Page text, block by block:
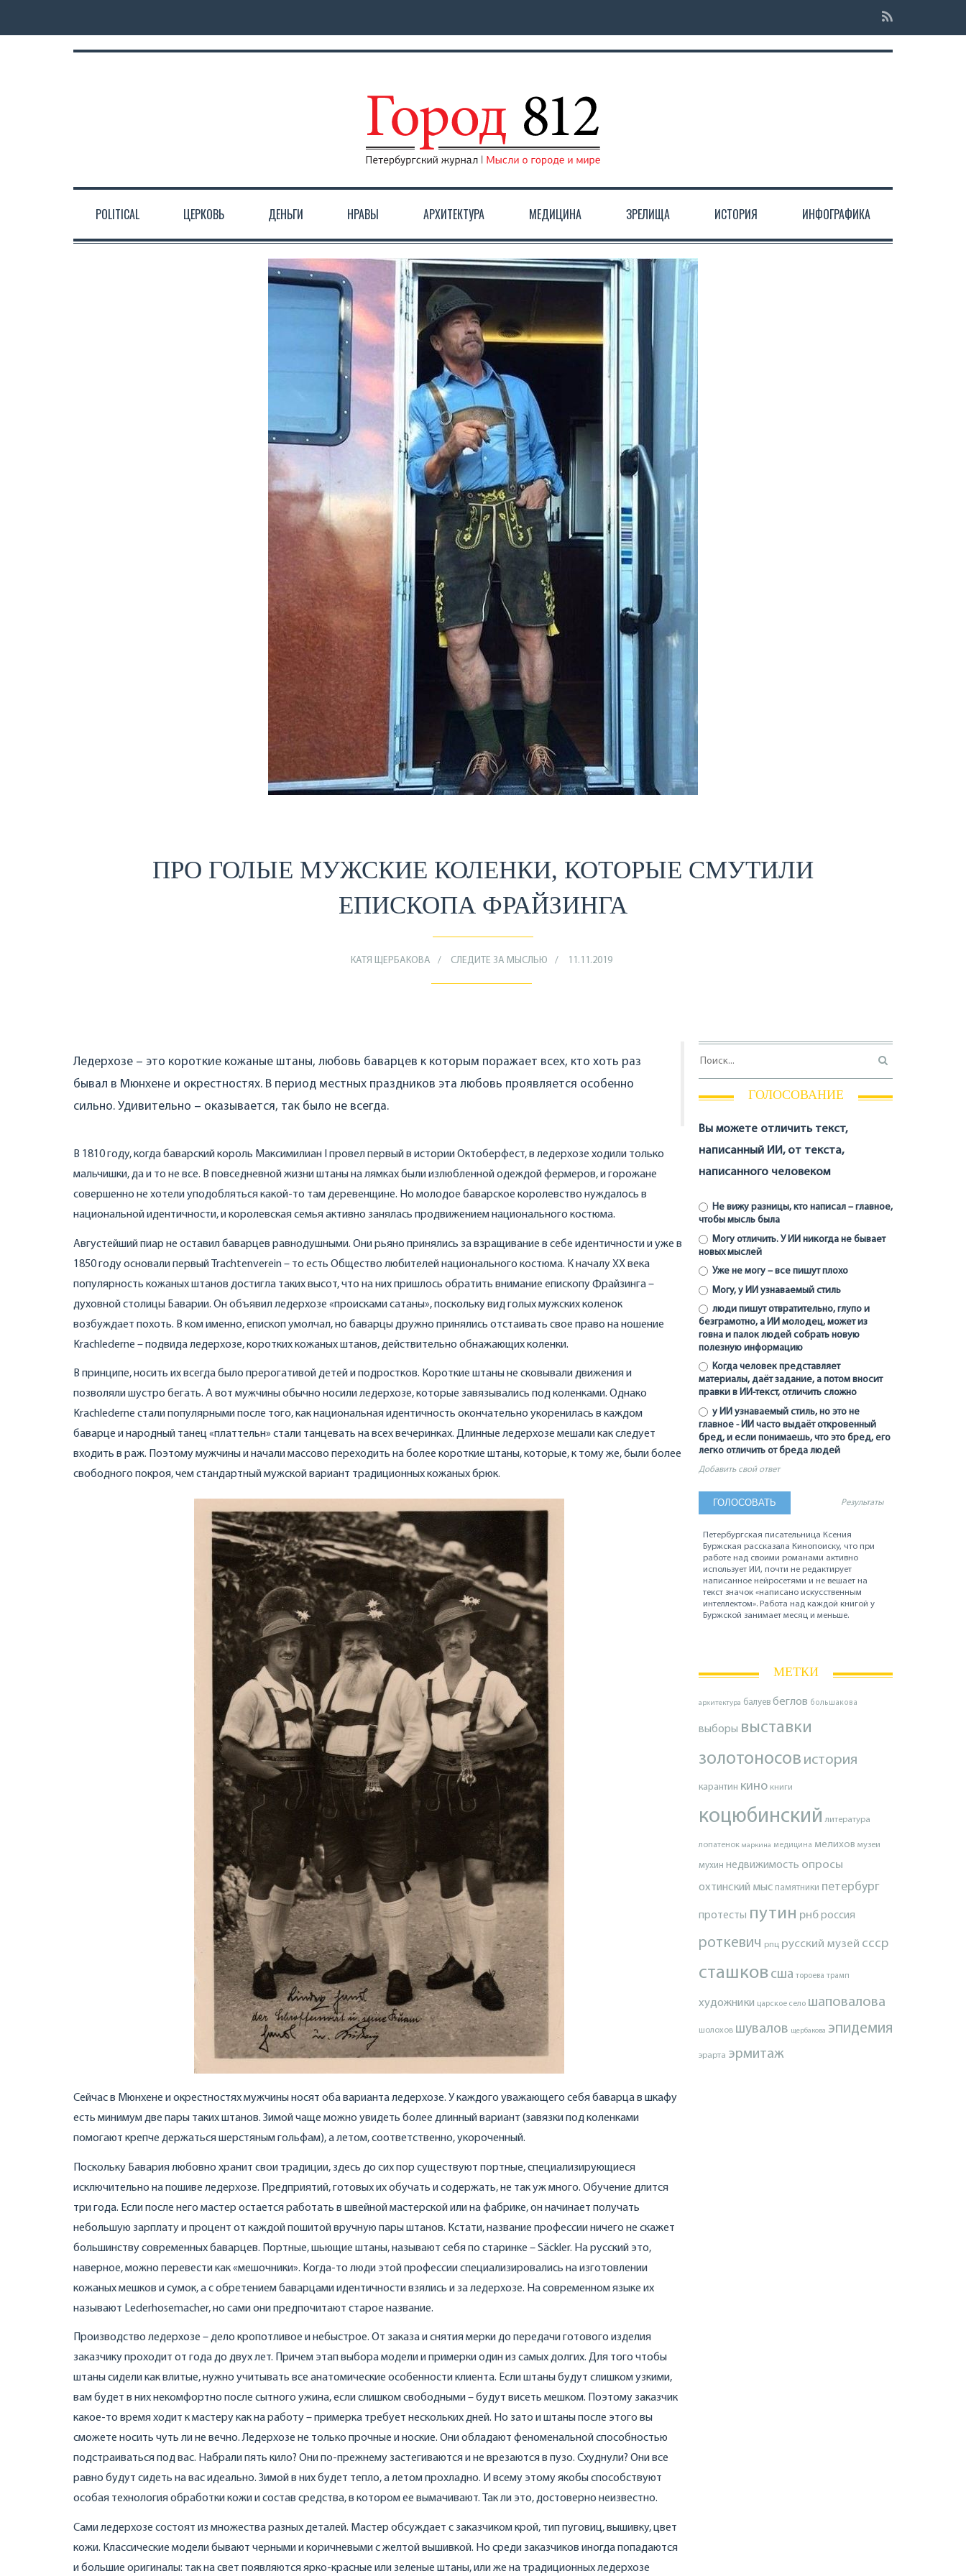
POLITICAL ЦЕРКОВЬ ДЕНЬГИ НРАВЫ АРХИТЕКТУРА МЕДИЦИНА ЗРЕЛИЩА ИСТОРИЯ ИНФОГРАФИКА
ПРО ГОЛЫЕ МУЖСКИЕ КОЛЕНКИ, КОТОРЫЕ СМУТИЛИ
ЕПИСКОПА ФРАЙЗИНГА
КАТЯ ЩЕРБАКОВА СЛЕДИТЕ ЗА МЫСЛЬЮ 11.11.2019
Ледерхозе – это короткие кожаные штаны, любовь баварцев к которым поражает всех, кто хоть раз
бывал в Мюнхене и окрестностях. В период местных праздников эта любовь проявляется особенно
сильно. Удивительно – оказывается, так было не всегда.
В 1810 году, когда баварский король Максимилиан I провел первый в истории Октоберфест, в ледерхозе ходили только
мальчишки, да и то не все. В повседневной жизни штаны на лямках были излюбленной одеждой фермеров, и горожане
совершенно не хотели уподобляться какой-то там деревенщине. Но молодое баварское королевство нуждалось в
национальной идентичности, и королевская семья активно занялась продвижением национального костюма.
Августейший пиар не оставил баварцев равнодушными. Они рьяно принялись за взращивание в себе идентичности и уже в
1850 году основали первый Trachtenverein – то есть Общество любителей национального костюма. К началу ХХ века
популярность кожаных штанов достигла таких высот, что на них пришлось обратить внимание епископу Фрайзинга –
духовной столицы Баварии. Он объявил ледерхозе «происками сатаны», поскольку вид голых мужских коленок
возбуждает похоть. В ком именно, епископ умолчал, но баварцы дружно принялись отстаивать свое право на ношение
Krachlederne – подвида ледерхозе, коротких кожаных штанов, действительно обнажающих коленки.
В принципе, носить их всегда было прерогативой детей и подростков. Короткие штаны не сковывали движения и
позволяли шустро бегать. А вот мужчины обычно носили ледерхозе, которые завязывались под коленками. Однако
Krachlederne стали популярными после того, как национальная идентичность окончательно укоренилась в каждом
баварце и народный танец «платтельн» стали танцевать на всех вечеринках. Длинные ледерхозе мешали как следует
входить в раж. Поэтому мужчины и начали массово переходить на более короткие штаны, которые, к тому же, были более
свободного покроя, чем стандартный мужской вариант традиционных кожаных брюк.
Сейчас в Мюнхене и окрестностях мужчины носят оба варианта ледерхозе. У каждого уважающего себя баварца в шкафу
есть минимум две пары таких штанов. Зимой чаще можно увидеть более длинный вариант (завязки под коленками
помогают крепче держаться шерстяным гольфам), а летом, соответственно, укороченный.
Поскольку Бавария любовно хранит свои традиции, здесь до сих пор существуют портные, специализирующиеся
исключительно на пошиве ледерхозе. Предприятий, готовых их обучать и содержать, не так уж много. Обучение длится
три года. Если после него мастер остается работать в швейной мастерской или на фабрике, он начинает получать
небольшую зарплату и процент от каждой пошитой вручную пары штанов. Кстати, название профессии ничего не скажет
большинству современных баварцев. Портные, шьющие штаны, называют себя по старинке – Säckler. На русский это,
наверное, можно перевести как «мешочники». Когда-то люди этой профессии специализировались на изготовлении
кожаных мешков и сумок, а с обретением баварцами идентичности взялись и за ледерхозе. На современном языке их
называют Lederhosemacher, но сами они предпочитают старое название.
Производство ледерхозе – дело кропотливое и небыстрое. От заказа и снятия мерки до передачи готового изделия
заказчику проходит от года до двух лет. Причем этап выбора модели и примерки один из самых долгих. Для того чтобы
штаны сидели как влитые, нужно учитывать все анатомические особенности клиента. Если штаны будут слишком узкими,
вам будет в них некомфортно после сытного ужина, если слишком свободными – будут висеть мешком. Поэтому заказчик
какое-то время ходит к мастеру как на работу – примерка требует нескольких дней. Но зато и штаны после этого вы
сможете носить чуть ли не вечно. Ледерхозе не только прочные и ноские. Они обладают феноменальной способностью
подстраиваться под вас. Набрали пять кило? Они по-прежнему застегиваются и не врезаются в пузо. Схуднули? Они все
равно будут сидеть на вас идеально. Зимой в них будет тепло, а летом прохладно. И всему этому якобы способствуют
особая технология обработки кожи и состав средства, в котором ее вымачивают. Так ли это, достоверно неизвестно.
Сами ледерхозе состоят из множества разных деталей. Мастер обсуждает с заказчиком крой, тип пуговиц, вышивку, цвет
кожи. Классические модели бывают черными и коричневыми с желтой вышивкой. Но среди заказчиков иногда попадаются
и большие оригиналы: так на свет появляются ярко-красные или зеленые штаны, или же на традиционных ледерхозе
ГОЛОСОВАНИЕ
Вы можете отличить текст,
написанный ИИ, от текста,
написанного человеком
Не вижу разницы, кто написал – главное,
чтобы мысль была
Могу отличить. У ИИ никогда не бывает
новых мыслей
Уже не могу – все пишут плохо
Могу, у ИИ узнаваемый стиль
люди пишут отвратительно, глупо и
безграмотно, а ИИ молодец, может из
говна и палок людей собрать новую
полезную информацию
Когда человек представляет
материалы, даёт задание, а потом вносит
правки в ИИ-текст, отличить сложно
у ИИ узнаваемый стиль, но это не
главное - ИИ часто выдаёт откровенный
бред, и если понимаешь, что это бред, его
легко отличить от бреда людей
Добавить свой ответ
Результаты
Петербургская писательница Ксения
Буржская рассказала Кинопоиску, что при
работе над своими романами активно
использует ИИ, почти не редактирует
написанное нейросетями и не вешает на
текст значок «написано искусственным
интеллектом». Работа над каждой книгой у
Буржской занимает месяц и меньше.
МЕТКИ
архитектура балуев беглов большакова
выборы выставки
золотоносов история
карантин кино книги
коцюбинский литература
лопатенок маркина медицина мелихов музеи
мухин недвижимость опросы
охтинский мыс памятники петербург
протесты путин рнброссия
роткевич рпц русский музей ссср
сташков сша тороева трамп
художники царское село шаповалова
шолохов шувалов щербакова эпидемия
эрарта эрмитаж